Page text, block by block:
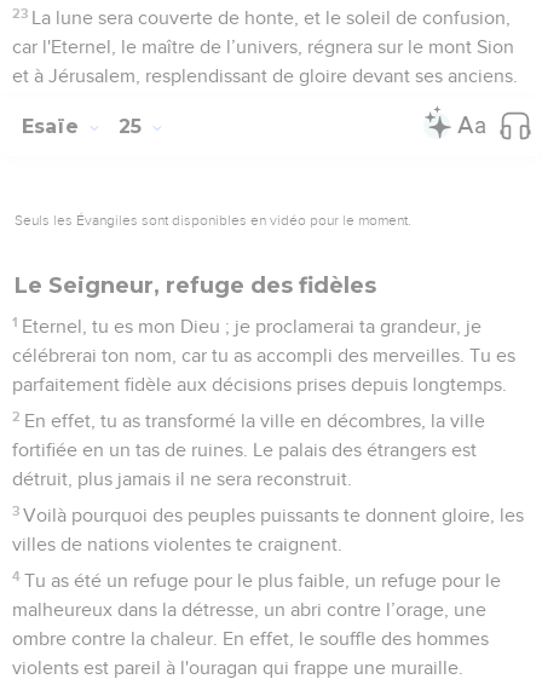
23 La lune sera couverte de honte, et le soleil de confusion,
car l'Eternel, le maître de l’univers, régnera sur le mont Sion
et à Jérusalem, resplendissant de gloire devant ses anciens.
Esaïe 25
Seuls les Évangiles sont disponibles en vidéo pour le moment.
Le Seigneur, refuge des fidèles
1 Eternel, tu es mon Dieu ; je proclamerai ta grandeur, je
célébrerai ton nom, car tu as accompli des merveilles. Tu es
parfaitement fidèle aux décisions prises depuis longtemps.
2 En effet, tu as transformé la ville en décombres, la ville
fortifiée en un tas de ruines. Le palais des étrangers est
détruit, plus jamais il ne sera reconstruit.
3 Voilà pourquoi des peuples puissants te donnent gloire, les
villes de nations violentes te craignent.
4 Tu as été un refuge pour le plus faible, un refuge pour le
malheureux dans la détresse, un abri contre l’orage, une
ombre contre la chaleur. En effet, le souffle des hommes
violents est pareil à l'ouragan qui frappe une muraille.